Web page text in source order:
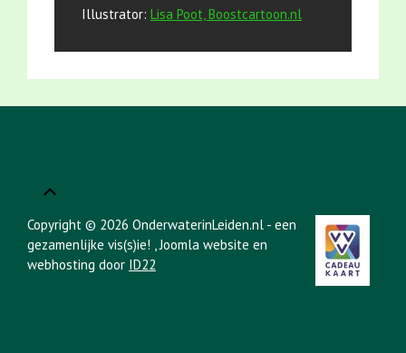
Illustrator: Lisa Poot, Boostcartoon.nl
Copyright © 2026 OnderwaterinLeiden.nl - een
gezamenlijke vis(s)ie! , Joomla website en
webhosting door ID22